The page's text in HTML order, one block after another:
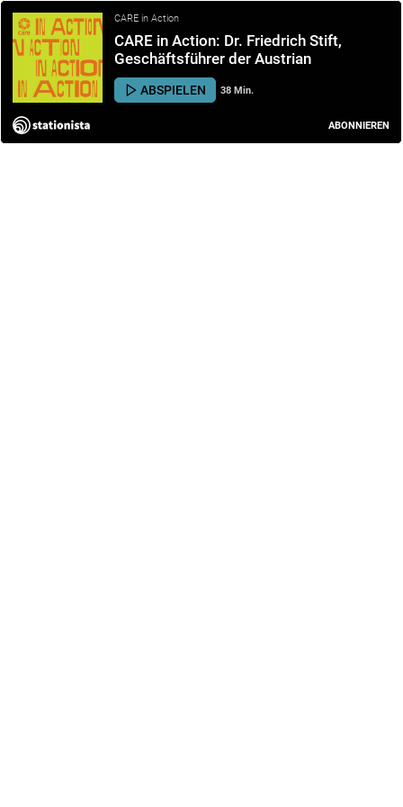
CARE in Action
CARE in Action: Dr. Friedrich Stift,
Geschäftsführer der Austrian
Development Agency (ADA)
ABSPIELEN 38 Min.
ABONNIEREN